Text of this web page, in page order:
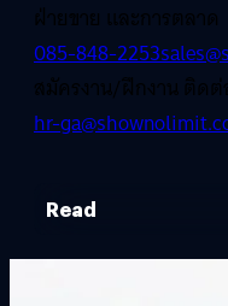
ฝ่ายขาย และการตลาด
085-848-2253
สมัครงาน/ฝึกงาน ติด
hr-
Read